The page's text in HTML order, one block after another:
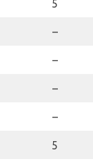
5
–
–
–
–
5